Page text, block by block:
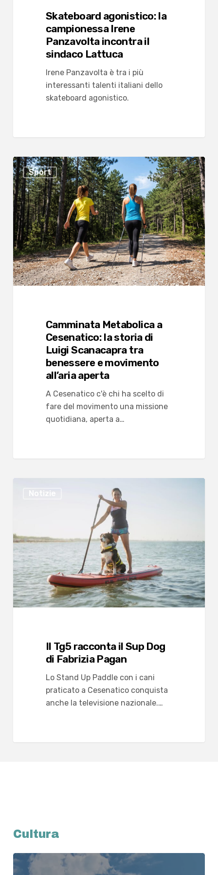
Skateboard agonistico: la
campionessa Irene
Panzavolta incontra il
sindaco Lattuca
Irene Panzavolta è tra i più
interessanti talenti italiani dello
skateboard agonistico.
Sport
Camminata
Metabolica
a
Cesenatico:
la
storia
di
Luigi
Scanacapra
tra
Camminata Metabolica a
Cesenatico: la storia di
Luigi Scanacapra tra
benessere e movimento
all’aria aperta
A Cesenatico c'è chi ha scelto di
fare del movimento una missione
quotidiana, aperta a…
Notizie
Sup
Dog
di
Fabrizia
Pagan
Il Tg5 racconta il Sup Dog
di Fabrizia Pagan
Lo Stand Up Paddle con i cani
praticato a Cesenatico conquista
anche la televisione nazionale.…
Cultura